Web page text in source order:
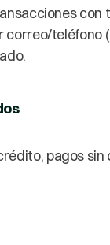
con
correo/teléfono
pagos